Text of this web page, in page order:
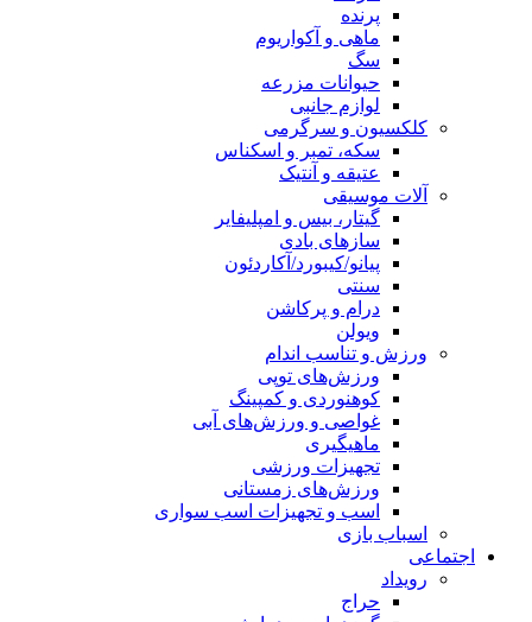
پرنده
ماهی و آکواریوم
سگ
حیوانات مزرعه
لوازم جانبی
کلکسیون و سرگرمی
سکه، تمبر و اسکناس
عتیقه و آنتیک
آلات موسیقی
گیتار، بیس و امپلیفایر
سازهای بادی
پیانو/کیبورد/آکاردئون
سنتی
درام و پرکاشن
ویولن
ورزش و تناسب اندام
ورزش‌های توپی
کوهنوردی و کمپینگ
غواصی و ورزش‌های آبی
ماهیگیری
تجهیزات ورزشی
ورزش‌های زمستانی
اسب و تجهیزات اسب سواری
اسباب‌ بازی
اجتماعی
رویداد
حراج